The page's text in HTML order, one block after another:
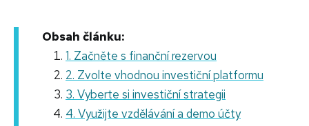
Obsah článku:
1. Začněte s finanční rezervou
2. Zvolte vhodnou investiční platformu
3. Vyberte si investiční strategii
4. Využijte vzdělávání a demo účty